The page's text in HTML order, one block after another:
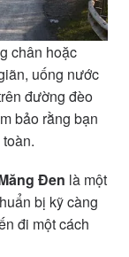
chân hoặc
uống nước
đường đèo
bảo rằng bạn
Đen là một
bị kỹ càng
đi một cách